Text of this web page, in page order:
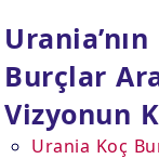
Burçlar
Vizyonun
Urania Koç